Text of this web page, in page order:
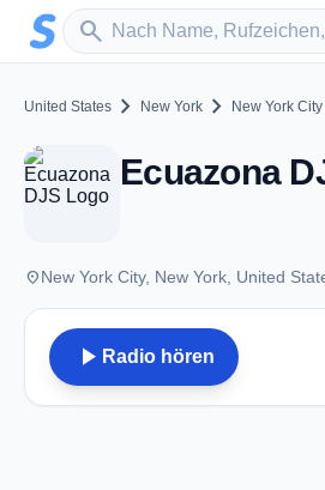
Zum Hauptinhalt springen
search
Sender suchen
United States chevron_right New York chevron_right New York City
placeNew York City, New York, United
play_arrow Radio hören